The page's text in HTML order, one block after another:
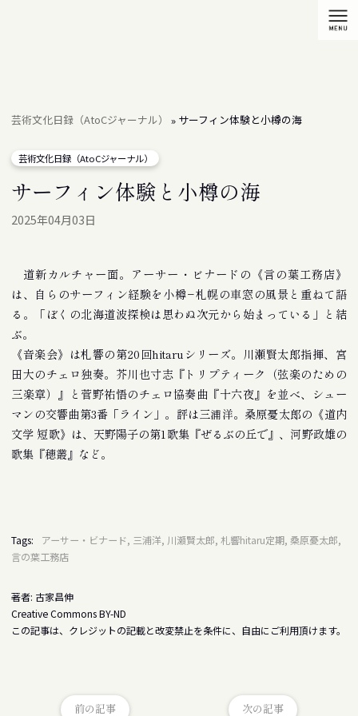
芸術文化日録（AtoCジャーナル） » サーフィン体験と小樽の海
芸術文化日録（AtoCジャーナル）
サーフィン体験と小樽の海
2025年04月03日
道新カルチャー面。アーサー・ビナードの《言の葉工務店》
は、自らのサーフィン経験を小樽−札幌の車窓の風景と重ねて語
る。「ぼくの北海道波探検は思わぬ次元から始まっている」と結
ぶ。
《音楽会》は札響の第20回hitaruシリーズ。川瀬賢太郎指揮、宮
田大のチェロ独奏。芥川也寸志『トリプティーク（弦楽のための
三楽章）』と菅野祐悟のチェロ協奏曲『十六夜』を並べ、シュー
マンの交響曲第3番「ライン」。評は三浦洋。桑原憂太郎の《道内
文学 短歌》は、天野陽子の第1歌集『ぜるぶの丘で』、河野政雄の
歌集『穂叢』など。
Tags:
アーサー・ビナード, 三浦洋, 川瀬賢太郎, 札響hitaru定期, 桑原憂太郎,
言の葉工務店
著者: 古家昌伸
Creative Commons BY-ND
この記事は、クレジットの記載と改変禁止を条件に、自由にご利用頂けます。
前の記事 次の記事